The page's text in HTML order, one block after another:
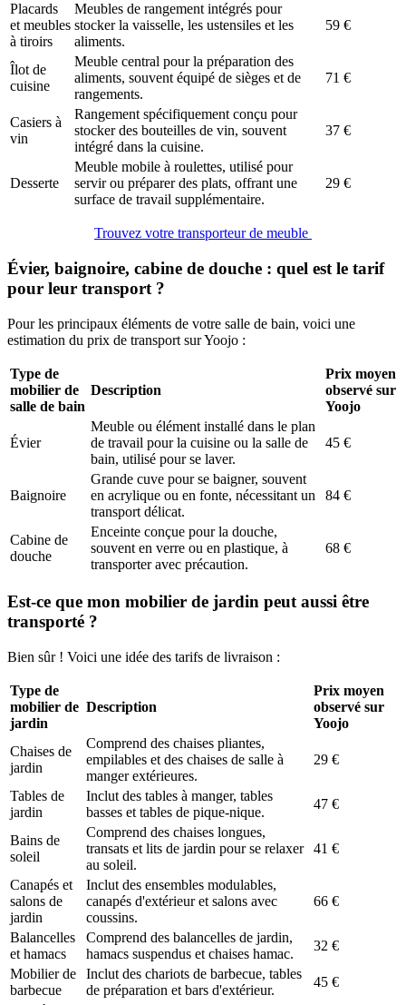
Placards
et meubles
à tiroirs
Meubles de rangement intégrés pour
stocker la vaisselle, les ustensiles et les
aliments.
59 €
Îlot de
cuisine
Meuble central pour la préparation des
aliments, souvent équipé de sièges et de
rangements.
71 €
Casiers à
vin
Rangement spécifiquement conçu pour
stocker des bouteilles de vin, souvent
intégré dans la cuisine.
37 €
Desserte
Meuble mobile à roulettes, utilisé pour
servir ou préparer des plats, offrant une
surface de travail supplémentaire.
29 €
Trouvez votre transporteur de meuble
Évier, baignoire, cabine de douche : quel est le tarif
pour leur transport ?
Pour les principaux éléments de votre salle de bain, voici une
estimation du prix de transport sur Yoojo :
Type de
mobilier de
salle de bain
Description
Prix moyen
observé sur
Yoojo
Évier
Meuble ou élément installé dans le plan
de travail pour la cuisine ou la salle de
bain, utilisé pour se laver.
45 €
Baignoire
Grande cuve pour se baigner, souvent
en acrylique ou en fonte, nécessitant un
transport délicat.
84 €
Cabine de
douche
Enceinte conçue pour la douche,
souvent en verre ou en plastique, à
transporter avec précaution.
68 €
Est-ce que mon mobilier de jardin peut aussi être
transporté ?
Bien sûr ! Voici une idée des tarifs de livraison :
Type de
mobilier de
jardin
Description
Prix moyen
observé sur
Yoojo
Chaises de
jardin
Comprend des chaises pliantes,
empilables et des chaises de salle à
manger extérieures.
29 €
Tables de
jardin
Inclut des tables à manger, tables
basses et tables de pique-nique.
47 €
Bains de
soleil
Comprend des chaises longues,
transats et lits de jardin pour se relaxer
au soleil.
41 €
Canapés et
salons de
jardin
Inclut des ensembles modulables,
canapés d'extérieur et salons avec
coussins.
66 €
Balancelles
et hamacs
Comprend des balancelles de jardin,
hamacs suspendus et chaises hamac.
32 €
Mobilier de
barbecue
Inclut des chariots de barbecue, tables
de préparation et bars d'extérieur.
45 €